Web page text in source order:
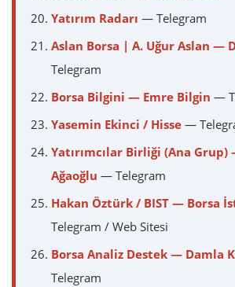
Yatırım Radarı — Telegram
Aslan Borsa | A. Uğur Aslan —
Telegram
Borsa Bilgini — Emre Bilgin —
Yasemin Ekinci / Hisse —
Yatırımcılar Birliği (Ana
Ağaoğlu — Telegram
Hakan Öztürk / BIST — Borsa
Telegram / Web Sitesi
Borsa Analiz Destek — Damla
Telegram